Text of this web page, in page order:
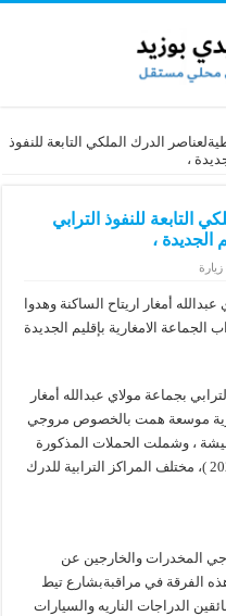
الدرك الملكي التابعة للنفوذ
،
التابعة للنفوذ الترابي
الجديدة ،
أمغار اريتاح الساكنة وهدوا
الجماعة الامغارية بإقليم الجديدة
بجماعة مولاي عبدالله أمغار
موسعة همت بالخصوص مروجي
، وشملت الحملات المذكورة
والتي تواصلت طيلة هذا الشهر ( أكتوبر 2023 )، مختلف المراكز الترابية للدرك
المخدرات والخارجين عن
هذه الفرقة في مراقبةبشارع تيط
الدراجات الناريه والسيارات